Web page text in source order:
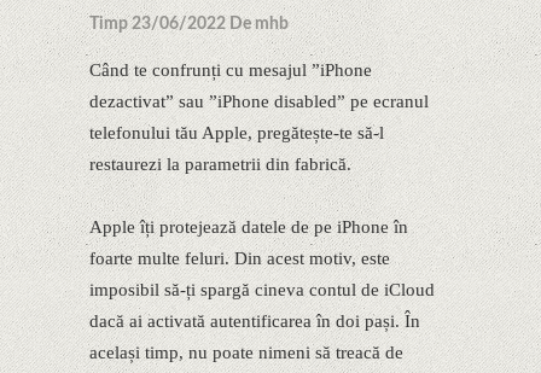
Timp 23/06/2022 De mhb
Când te confrunți cu mesajul ”iPhone
dezactivat” sau ”iPhone disabled” pe ecranul
telefonului tău Apple, pregătește-te să-l
restaurezi la parametrii din fabrică.
Apple îți protejează datele de pe iPhone în
foarte multe feluri. Din acest motiv, este
imposibil să-ți spargă cineva contul de iCloud
dacă ai activată autentificarea în doi pași. În
același timp, nu poate nimeni să treacă de